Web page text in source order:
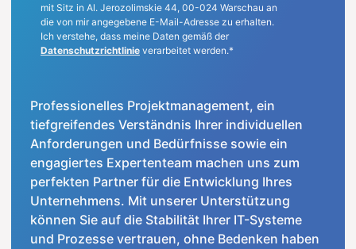
mit Sitz in Al. Jerozolimskie 44, 00-024 Warschau an
die von mir angegebene E-Mail-Adresse zu erhalten.
Ich verstehe, dass meine Daten gemäß der
Datenschutzrichtlinie verarbeitet werden.*
Professionelles Projektmanagement, ein
tiefgreifendes Verständnis Ihrer individuellen
Anforderungen und Bedürfnisse sowie ein
engagiertes Expertenteam machen uns zum
perfekten Partner für die Entwicklung Ihres
Unternehmens. Mit unserer Unterstützung
können Sie auf die Stabilität Ihrer IT-Systeme
und Prozesse vertrauen, ohne Bedenken haben